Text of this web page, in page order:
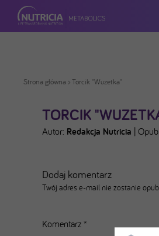
Strona główna > Torcik "Wuzetka"
TORCIK
Autor: Redakcja Nutricia
Dodaj komentarz
Twój adres e-mail nie zostanie
Komentarz *